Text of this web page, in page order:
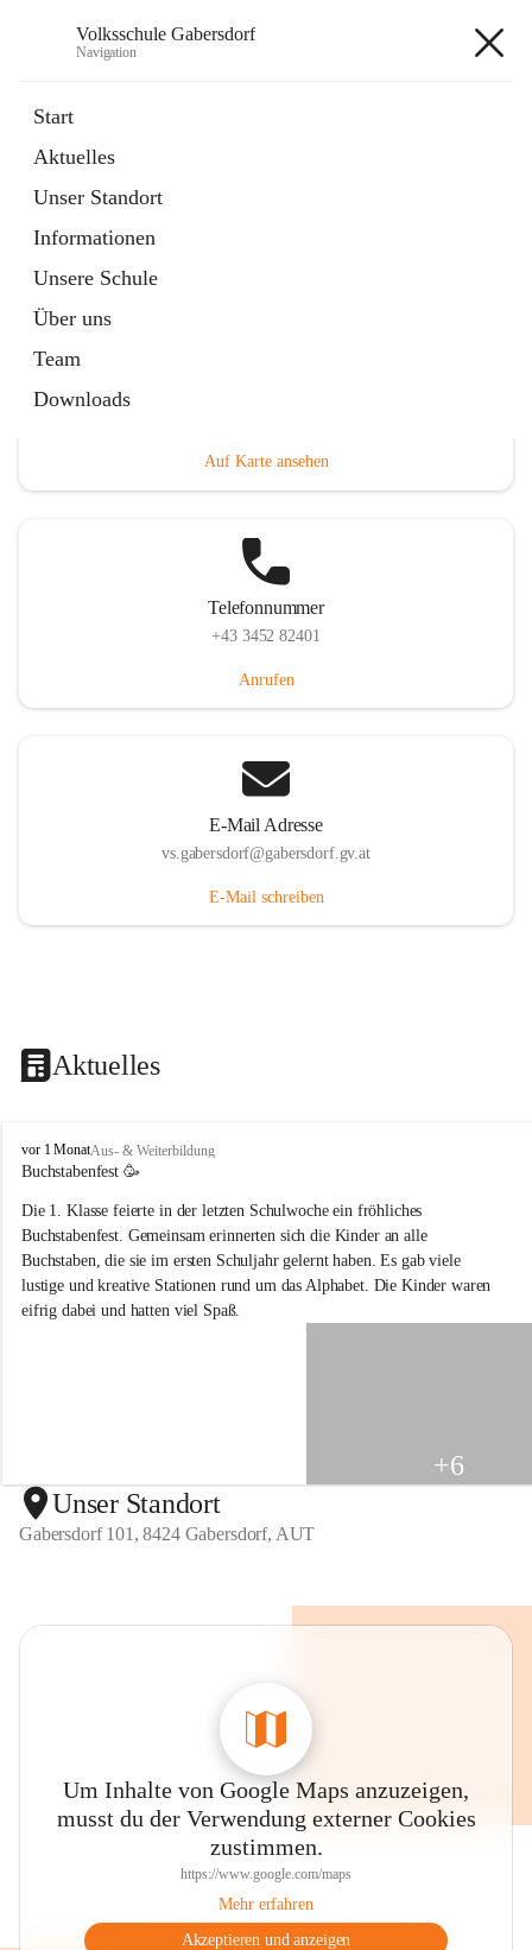
Volksschule Gabersdorf
Navigation
Start
Aktuelles
Unser Standort
Informationen
Unsere Schule
Über uns
Team
Downloads
Artikel
in
Tab
Auf Karte ansehen
Telefonnummer
+43 3452 82401
Anrufen
E-Mail Adresse
vs.gabersdorf@gabersdorf.gv.at
E-Mail schreiben
Aktuelles
V
o
k
s
s
c
h
u
s
d
o
vor 1 MonatAus- & Weiterbildung
Buchstabenfest 🥳
Die 1. Klasse feierte in der letzten Schulwoche ein fröhliches
Buchstabenfest. Gemeinsam erinnerten sich die Kinder an alle
Buchstaben, die sie im ersten Schuljahr gelernt haben. Es gab viele
lustige und kreative Stationen rund um das Alphabet. Die Kinder waren
eifrig dabei und hatten viel Spaß.
+6
Unser Standort
Gabersdorf 101, 8424 Gabersdorf, AUT
Um Inhalte von Google Maps anzuzeigen,
musst du der Verwendung externer Cookies
zustimmen.
https://www.google.com/maps
Mehr erfahren
Akzeptieren und anzeigen